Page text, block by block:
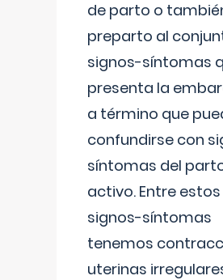
de parto o
preparto al
signos-síntomas
presenta la
a término que
confundirse con
síntomas del
activo. Entre estos
signos-síntomas
tenemos
uterinas